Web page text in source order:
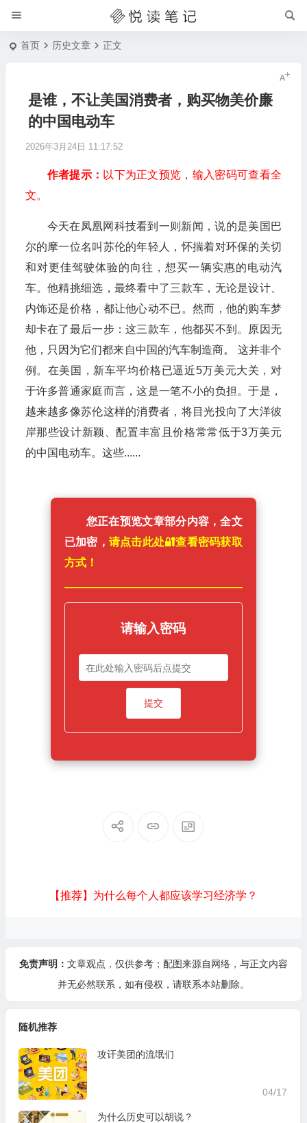
首页 历史文章 正文
是谁，不让美国消费者，购买物美价廉
的中国电动车
2026年3月24日 11:17:52
作者提示： 以下为正文预览，输入密码可查看全
文。
今天在凤凰网科技看到一则新闻，说的是美国巴
尔的摩一位名叫苏伦的年轻人，怀揣着对环保的关切
和对更佳驾驶体验的向往，想买一辆实惠的电动汽
车。他精挑细选，最终看中了三款车，无论是设计、
内饰还是价格，都让他心动不已。然而，他的购车梦
却卡在了最后一步：这三款车，他都买不到。原因无
他，只因为它们都来自中国的汽车制造商。 这并非个
例。在美国，新车平均价格已逼近5万美元大关，对
于许多普通家庭而言，这是一笔不小的负担。于是，
越来越多像苏伦这样的消费者，将目光投向了大洋彼
岸那些设计新颖、配置丰富且价格常常低于3万美元
的中国电动车。这些......
您正在预览文章部分内容，全文
已加密， 请点击此处🔐️查看密码获取
方式！
请输入密码
【推荐】为什么每个人都应该学习经济学？
免责声明： 文章观点，仅供参考；配图来源自网络，与正文内容
并无必然联系，如有侵权，请联系本站删除。
随机推荐
攻讦美团的流氓们
04/17
为什么历史可以胡说？